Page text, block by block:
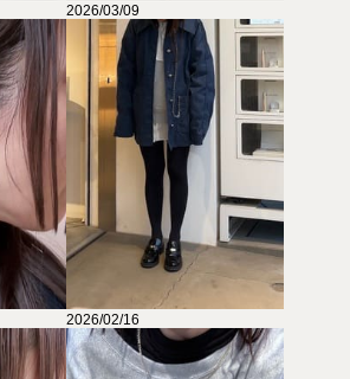
2026/03/09
2026/02/16